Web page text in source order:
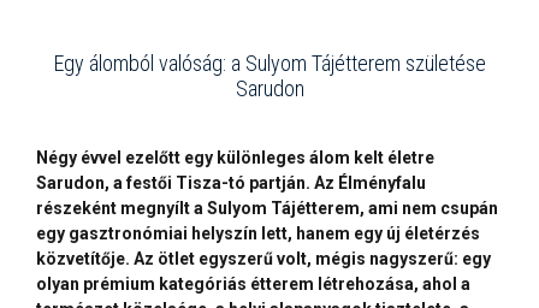
Egy álomból valóság: a Sulyom Tájétterem születése
Sarudon
Négy évvel ezelőtt egy különleges álom kelt életre
Sarudon, a festői Tisza-tó partján. Az Élményfalu
részeként megnyílt a Sulyom Tájétterem, ami nem csupán
egy gasztronómiai helyszín lett, hanem egy új életérzés
közvetítője. Az ötlet egyszerű volt, mégis nagyszerű: egy
olyan prémium kategóriás étterem létrehozása, ahol a